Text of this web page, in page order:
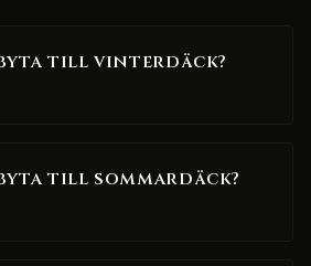
byta till vinterdäck?
till sommardäck?